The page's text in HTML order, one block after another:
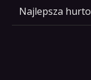
Najlepsza